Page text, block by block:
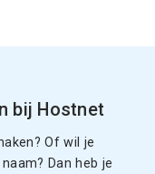
bij Hostnet
Of wil je
Dan heb je